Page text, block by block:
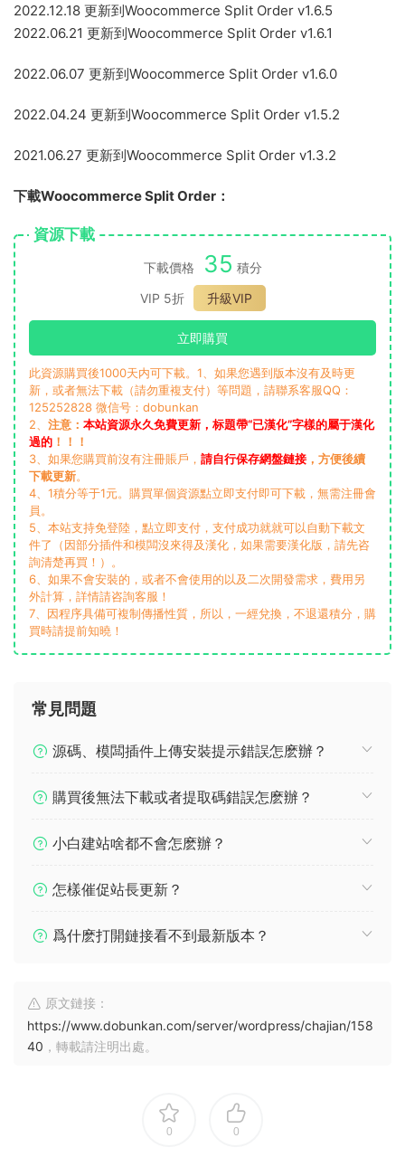
2022.12.18 更新到Woocommerce Split Order v1.6.5
2022.06.21 更新到Woocommerce Split Order v1.6.1
2022.06.07 更新到Woocommerce Split Order v1.6.0
2022.04.24 更新到Woocommerce Split Order v1.5.2
2021.06.27 更新到Woocommerce Split Order v1.3.2
下載Woocommerce Split Order：
資源下載
下載價格 35 積分
VIP 5折
升級VIP
立即購買
此資源購買後1000天内可下載。1、如果您遇到版本沒有及時更
新，或者無法下載（請勿重複支付）等問題，請聯系客服QQ：
125252828 微信号：dobunkan
2、 注意： 本站資源永久免費更新，标題帶“已漢化”字樣的屬于漢化
過的 ！！！
3、如果您購買前沒有注冊賬戶， 請自行保存網盤鏈接 ，方便後續
下載更新。
4、1積分等于1元。購買單個資源點立即支付即可下載，無需注冊會
員。
5、本站支持免登陸，點立即支付，支付成功就就可以自動下載文
件了（因部分插件和模闆沒來得及漢化，如果需要漢化版，請先咨
詢清楚再買！）。
6、如果不會安裝的，或者不會使用的以及二次開發需求，費用另
外計算，詳情請咨詢客服！
7、因程序具備可複制傳播性質，所以，一經兌換，不退還積分，購
買時請提前知曉！
常見問題
源碼、模闆插件上傳安裝提示錯誤怎麽辦？
購買後無法下載或者提取碼錯誤怎麽辦？
小白建站啥都不會怎麽辦？
怎樣催促站長更新？
爲什麽打開鏈接看不到最新版本？
原文鏈接：
https://www.dobunkan.com/server/wordpress/chajian/158
40 ，轉載請注明出處。
0 0